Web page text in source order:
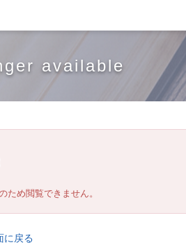
available
ため閲覧できません。
に戻る